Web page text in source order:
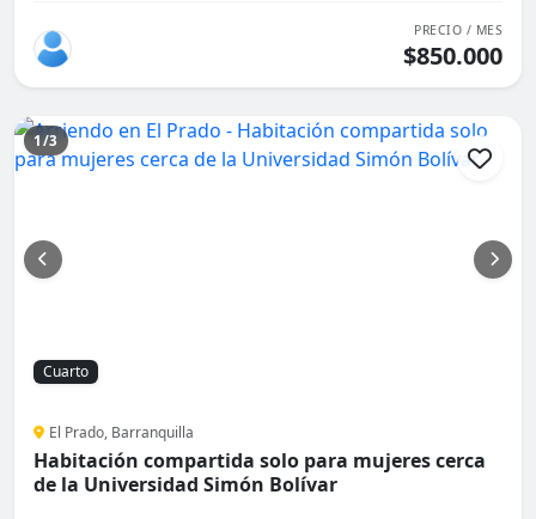
PRECIO / MES
$850.000
1/3
Cuarto
El Prado, Barranquilla
Habitación compartida solo para mujeres cerca
de la Universidad Simón Bolívar